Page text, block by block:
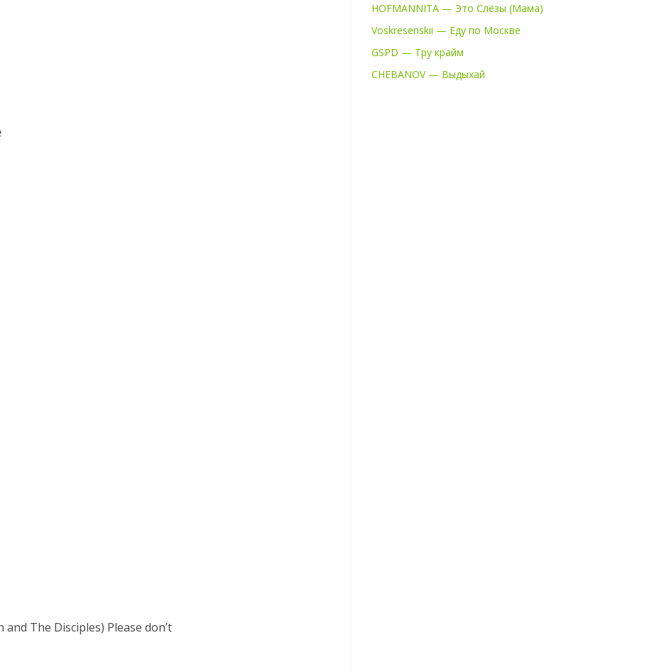
and The Disciples) Please don’t
HOFMANNITA — Это Слёзы (Мама)
Voskresenskii — Еду по Москве
GSPD — Тру крайм
CHEBANOV — Выдыхай